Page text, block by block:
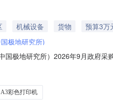
机械设备 货物
预算3万
极地研究所)
国极地研究所）2026年9月政府
机采购需求概况：A3彩色打印机
A3彩色打印机